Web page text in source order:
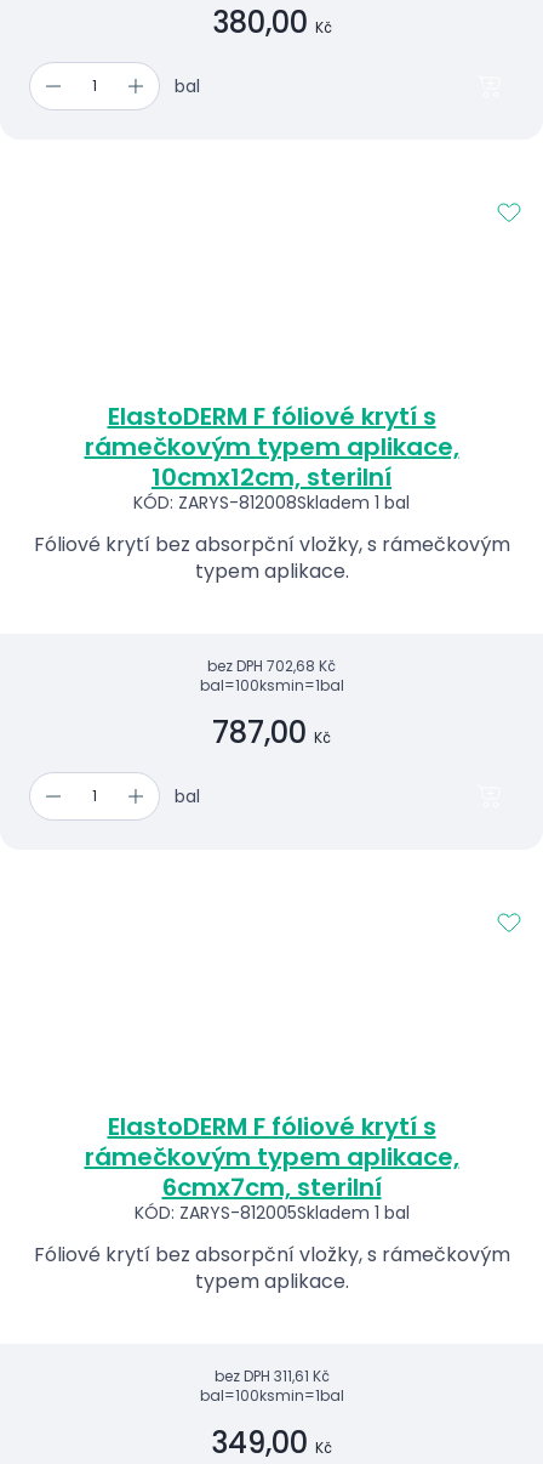
380,00 Kč
bal
ElastoDERM F fóliové krytí s
rámečkovým typem aplikace,
10cmx12cm, sterilní
KÓD: ZARYS-812008Skladem 1 bal
Fóliové krytí bez absorpční vložky, s rámečkovým
typem aplikace.
bez DPH 702,68 Kč
bal=100ksmin=1bal
787,00 Kč
bal
ElastoDERM F fóliové krytí s
rámečkovým typem aplikace,
6cmx7cm, sterilní
KÓD: ZARYS-812005Skladem 1 bal
Fóliové krytí bez absorpční vložky, s rámečkovým
typem aplikace.
bez DPH 311,61 Kč
bal=100ksmin=1bal
349,00 Kč